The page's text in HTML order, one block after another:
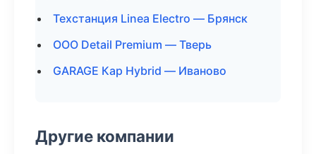
Техстанция Linea Electro — Брянск
ООО Detail Premium — Тверь
GARAGE Кар Hybrid — Иваново
Другие компании